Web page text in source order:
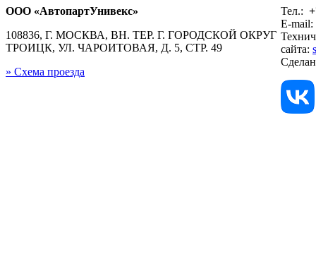
ООО «АвтопартУнивекс»
108836, Г. МОСКВА, ВН. ТЕР. Г. ГОРОДСКОЙ ОКРУГ
ТРОИЦК, УЛ. ЧАРОИТОВАЯ, Д. 5, СТР. 49
» Схема проезда
Тел.:
E-mail:
сайта: